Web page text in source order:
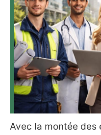
Avec la montée des